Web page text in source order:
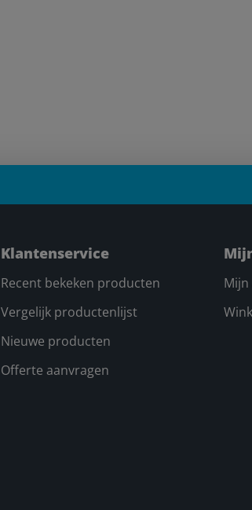
Klantenservice
Recent bekeken producten
Vergelijk productenlijst
Nieuwe producten
Offerte aanvragen